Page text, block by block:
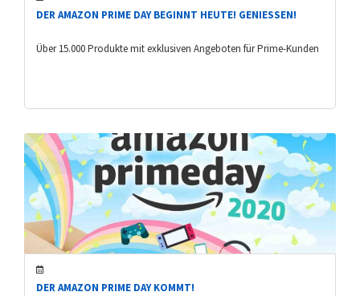
DER AMAZON PRIME DAY BEGINNT HEUTE! GENIESSEN!
Über 15.000 Produkte mit exklusiven Angeboten für Prime-Kunden
DER AMAZON PRIME DAY KOMMT!